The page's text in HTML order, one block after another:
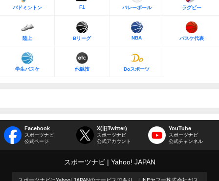
バドミントン F1 バレーボール ラグビー
陸上 Bリーグ NBA バスケ代表
学生バスケ 他競技 Doスポーツ
Facebook
スポーツナビ
公式ページ
X(旧Twitter)
スポーツナビ
公式アカウント
YouTube
スポーツナビ
公式チャンネル
スポーツナビ Yahoo! JAPAN